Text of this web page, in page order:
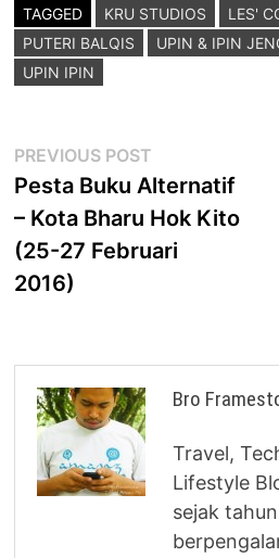
TAGGED KRU STUDIOS
LES'
PUTERI BALQIS
UPIN & IPIN
UPIN IPIN
Post
navigation
PREVIOUS POST
post:
Pesta Buku Alternatif
– Kota Bharu Hok Kito
(25-27 Februari
2016)
Bro
Travel,
Lifestyle
sejak